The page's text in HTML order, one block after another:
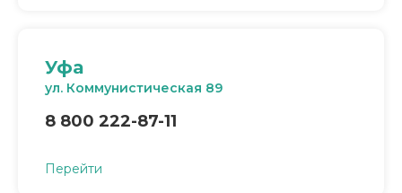
Уфа
ул. Коммунистическая 89
8 800 222-87-11
Перейти